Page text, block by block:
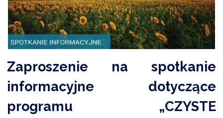
OBSŁUGI
Zaproszenie na spotkanie
informacyjne dotyczące
programu „CZYSTE